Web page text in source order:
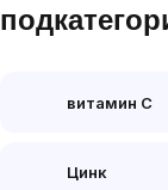
витамин С
Цинк